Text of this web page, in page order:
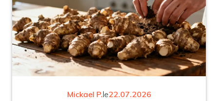
Mickael P.le22.07.2026